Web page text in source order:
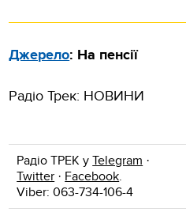
Джерело: На пенсії
Радіо Трек: НОВИНИ
Радіо ТРЕК уTelegram ·
Twitter · Facebook.
Viber: 063-734-106-4